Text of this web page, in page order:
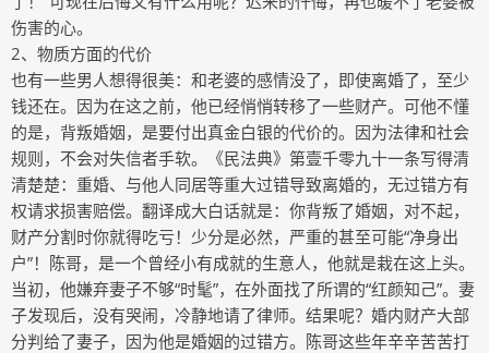
伤害的心。
2、物质方面的代价
也有一些男人想得很美：和老婆的感情没了，即使离婚了，至少
钱还在。因为在这之前，他已经悄悄转移了一些财产。可他不懂
的是，背叛婚姻，是要付出真金白银的代价的。因为法律和社会
规则，不会对失信者手软。《民法典》第壹千零九十一条写得清
清楚楚：重婚、与他人同居等重大过错导致离婚的，无过错方有
权请求损害赔偿。翻译成大白话就是：你背叛了婚姻，对不起，
财产分割时你就得吃亏！少分是必然，严重的甚至可能“净身出
户”！陈哥，是一个曾经小有成就的生意人，他就是栽在这上头。
当初，他嫌弃妻子不够“时髦”，在外面找了所谓的“红颜知己”。妻
子发现后，没有哭闹，冷静地请了律师。结果呢？婚内财产大部
分判给了妻子，因为他是婚姻的过错方。陈哥这些年辛辛苦苦打